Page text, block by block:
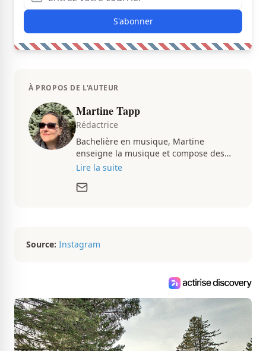
S'abonner
À PROPOS DE L'AUTEUR
Martine Tapp
Rédactrice
Bachelière en musique, Martine
enseigne la musique et compose des
pièces musicales pendant ses temps
d’aménagement intérieur, elle suit de
Lire la suite
Source: Instagram